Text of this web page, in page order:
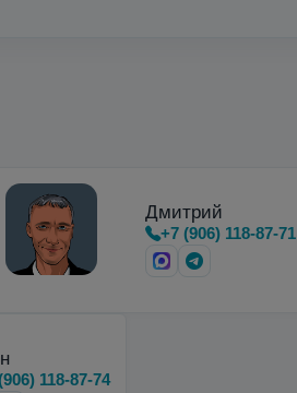
Дмитрий
+7 (906) 118-87-71
118-87-74